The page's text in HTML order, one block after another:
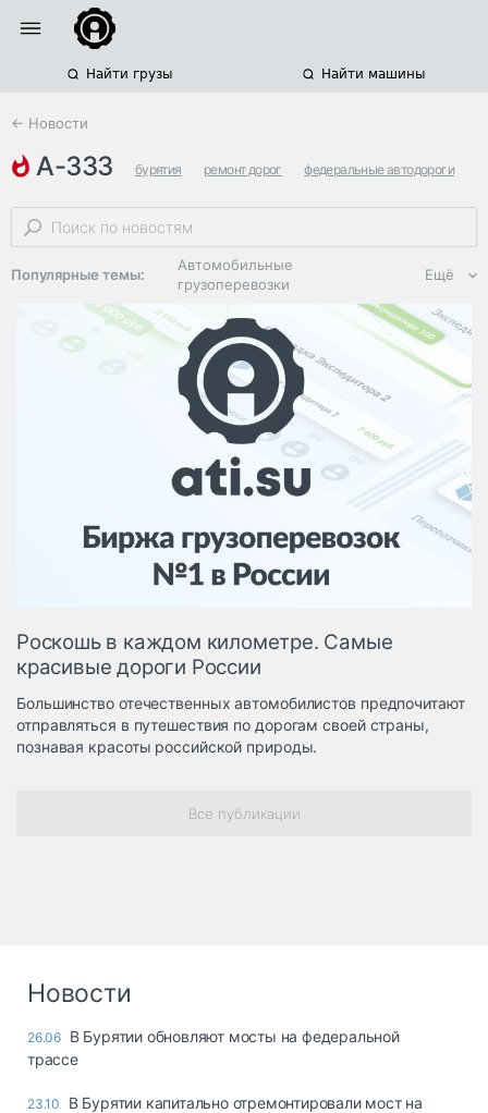
Найти грузы Найти машины
← Новости
а-333 бурятия ремонт дорог федеральные автодороги
Популярные темы:
Автомобильные
грузоперевозки
Региональная
логистика
ЭДО, ИТ в
логистике
Дороги,
инфраструктура
Логистика, грузы
Негабаритные и
опасные грузы
Безопасность и
Таможня и ВЭД
грузовые
терминалы
Коммерческий
Спецтехника
Ещё
Роскошь в каждом километре. Самые
красивые дороги России
Большинство отечественных автомобилистов предпочитают
отправляться в путешествия по дорогам своей страны,
познавая красоты российской природы.
Все публикации
Новости
26.06 В Бурятии обновляют мосты на федеральной
трассе
23.10
В Бурятии капитально отремонтировали мост на